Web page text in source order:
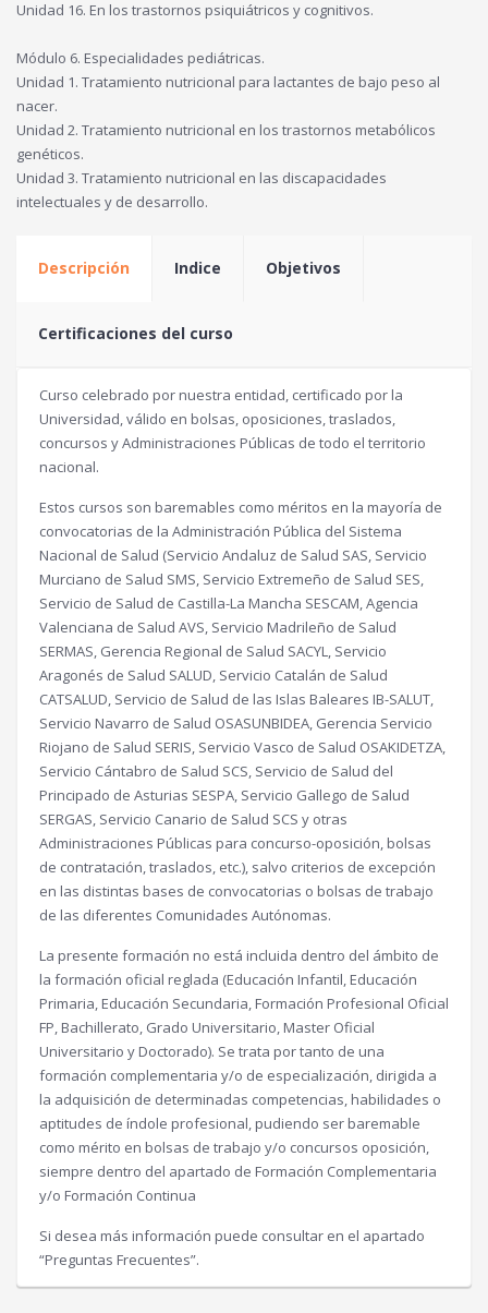
Unidad 16. En los trastornos psiquiátricos y cognitivos.
Módulo 6. Especialidades pediátricas.
Unidad 1. Tratamiento nutricional para lactantes de bajo peso al
nacer.
Unidad 2. Tratamiento nutricional en los trastornos metabólicos
genéticos.
Unidad 3. Tratamiento nutricional en las discapacidades
intelectuales y de desarrollo.
Descripción Indice Objetivos
Certificaciones del curso
Curso celebrado por nuestra entidad, certificado por la
Universidad, válido en bolsas, oposiciones, traslados,
concursos y Administraciones Públicas de todo el territorio
nacional.
Estos cursos son baremables como méritos en la mayoría de
convocatorias de la Administración Pública del Sistema
Nacional de Salud (Servicio Andaluz de Salud SAS, Servicio
Murciano de Salud SMS, Servicio Extremeño de Salud SES,
Servicio de Salud de Castilla-La Mancha SESCAM, Agencia
Valenciana de Salud AVS, Servicio Madrileño de Salud
SERMAS, Gerencia Regional de Salud SACYL, Servicio
Aragonés de Salud SALUD, Servicio Catalán de Salud
CATSALUD, Servicio de Salud de las Islas Baleares IB-SALUT,
Servicio Navarro de Salud OSASUNBIDEA, Gerencia Servicio
Riojano de Salud SERIS, Servicio Vasco de Salud OSAKIDETZA,
Servicio Cántabro de Salud SCS, Servicio de Salud del
Principado de Asturias SESPA, Servicio Gallego de Salud
SERGAS, Servicio Canario de Salud SCS y otras
Administraciones Públicas para concurso-oposición, bolsas
de contratación, traslados, etc.), salvo criterios de excepción
en las distintas bases de convocatorias o bolsas de trabajo
de las diferentes Comunidades Autónomas.
La presente formación no está incluida dentro del ámbito de
la formación oficial reglada (Educación Infantil, Educación
Primaria, Educación Secundaria, Formación Profesional Oficial
FP, Bachillerato, Grado Universitario, Master Oficial
Universitario y Doctorado). Se trata por tanto de una
formación complementaria y/o de especialización, dirigida a
la adquisición de determinadas competencias, habilidades o
aptitudes de índole profesional, pudiendo ser baremable
como mérito en bolsas de trabajo y/o concursos oposición,
siempre dentro del apartado de Formación Complementaria
y/o Formación Continua
Si desea más información puede consultar en el apartado
“Preguntas Frecuentes”.